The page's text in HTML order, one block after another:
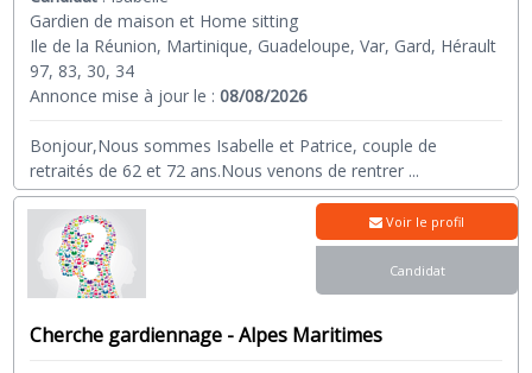
Gardien de maison et Home sitting
Ile de la Réunion, Martinique, Guadeloupe, Var, Gard, Hérault
97, 83, 30, 34
Annonce mise à jour le :08/08/2026
Bonjour,Nous sommes Isabelle et Patrice, couple de
retraités de 62 et 72 ans.Nous venons de rentrer ...
Cherche gardiennage - Alpes Maritimes
Voir le profil
Candidat